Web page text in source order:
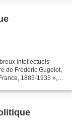
intellectuels
de Frédéric Gugelot,
1885-1935 »,